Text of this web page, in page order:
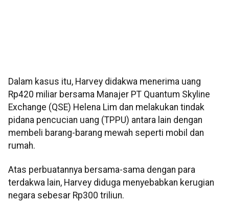
Dalam kasus itu, Harvey didakwa menerima uang
Rp420 miliar bersama Manajer PT Quantum Skyline
Exchange (QSE) Helena Lim dan melakukan tindak
pidana pencucian uang (TPPU) antara lain dengan
membeli barang-barang mewah seperti mobil dan
rumah.
Atas perbuatannya bersama-sama dengan para
terdakwa lain, Harvey diduga menyebabkan kerugian
negara sebesar Rp300 triliun.